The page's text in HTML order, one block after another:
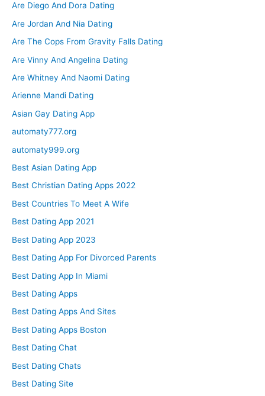
Are Diego And Dora Dating
Are Jordan And Nia Dating
Are The Cops From Gravity Falls Dating
Are Vinny And Angelina Dating
Are Whitney And Naomi Dating
Arienne Mandi Dating
Asian Gay Dating App
automaty777.org
automaty999.org
Best Asian Dating App
Best Christian Dating Apps 2022
Best Countries To Meet A Wife
Best Dating App 2021
Best Dating App 2023
Best Dating App For Divorced Parents
Best Dating App In Miami
Best Dating Apps
Best Dating Apps And Sites
Best Dating Apps Boston
Best Dating Chat
Best Dating Chats
Best Dating Site